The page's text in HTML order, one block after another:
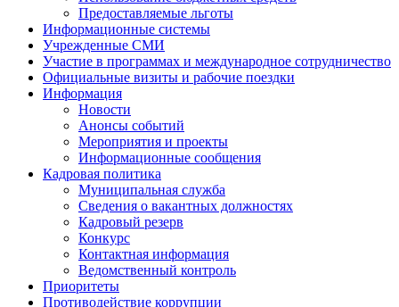
Предоставляемые льготы
Информационные системы
Учрежденные СМИ
Участие в программах и международное сотрудничество
Официальные визиты и рабочие поездки
Информация
Новости
Анонсы событий
Мероприятия и проекты
Информационные сообщения
Кадровая политика
Муниципальная служба
Сведения о вакантных должностях
Кадровый резерв
Конкурс
Контактная информация
Ведомственный контроль
Приоритеты
Противодействие коррупции